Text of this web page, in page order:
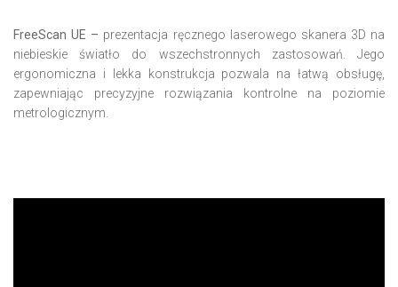
FreeScan UE – prezentacja ręcznego laserowego skanera 3D na
niebieskie światło do wszechstronnych zastosowań. Jego
ergonomiczna i lekka konstrukcja pozwala na łatwą obsługę,
zapewniając precyzyjne rozwiązania kontrolne na poziomie
metrologicznym.